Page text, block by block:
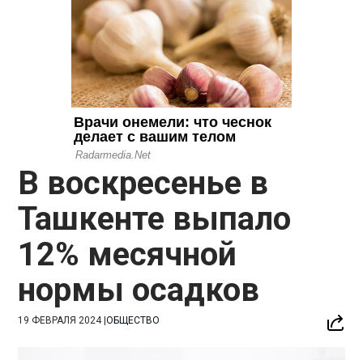
В воскресенье в
Ташкенте выпало
12% месячной
нормы осадков
19 ФЕВРАЛЯ 2024|ОБЩЕСТВО